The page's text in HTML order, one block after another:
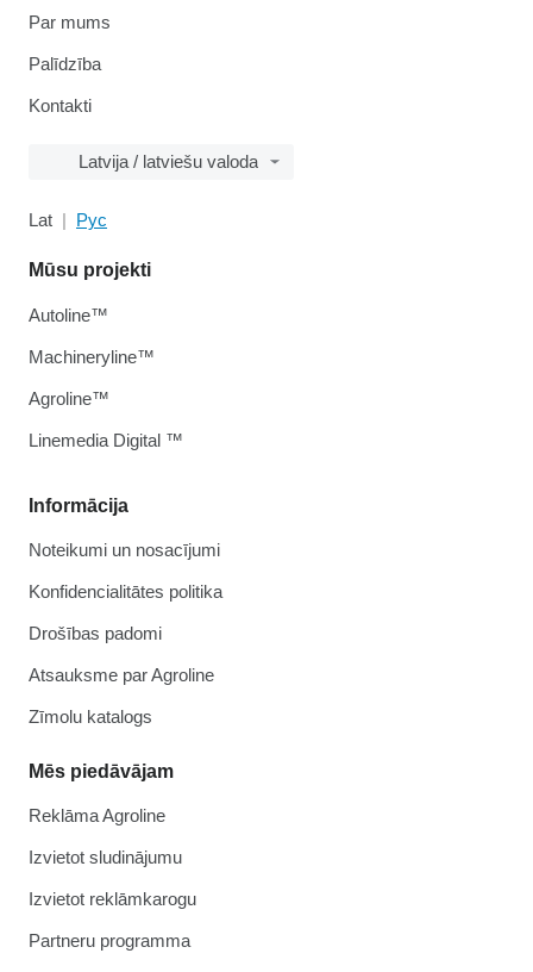
Par mums
Palīdzība
Kontakti
Latvija / latviešu valoda
Lat Рус
Informācija
Noteikumi un nosacījumi
Konfidencialitātes politika
Drošības padomi
Atsauksme par Agroline
Zīmolu katalogs
Mēs piedāvājam
Reklāma Agroline
Izvietot sludinājumu
Izvietot reklāmkarogu
Partneru programma
Mūsu projekti
Autoline™
Machineryline™
Agroline™
Linemedia Digital ™